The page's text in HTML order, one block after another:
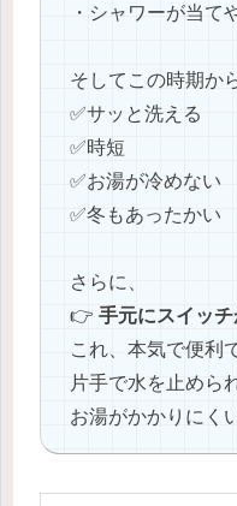
・シャワーが当て
そしてこの時期か
✅️サッと洗える
✅️時短
✅️お湯が冷めない
✅️冬もあったかい
さらに、
👉 手元にスイッ
これ、本気で便利
片手で水を止めら
お湯がかかりにく